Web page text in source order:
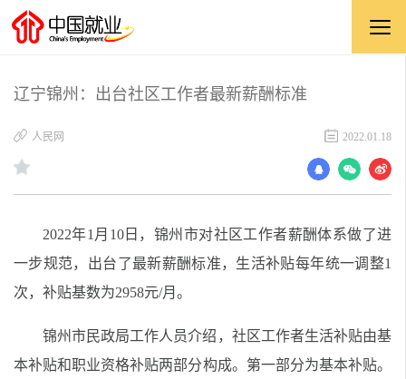
辽宁锦州：出台社区工作者最新薪酬标准
人民网 2022.01.18
2022年1月10日，锦州市对社区工作者薪酬体系做了进
一步规范，出台了最新薪酬标准，生活补贴每年统一调整1
次，补贴基数为2958元/月。
锦州市民政局工作人员介绍，社区工作者生活补贴由基
本补贴和职业资格补贴两部分构成。第一部分为基本补贴。